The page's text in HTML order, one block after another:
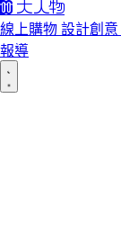
線上購物 設計創意
報導